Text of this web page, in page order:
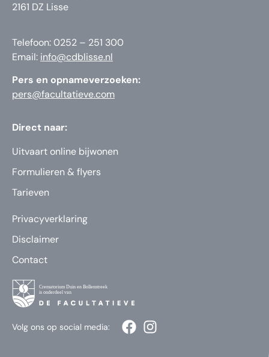
2161 DZ Lisse
Telefoon: 0252 – 251 300
Email: info@cdblisse.nl
Pers en opnameverzoeken:
pers@facultatieve.com
Direct naar:
Uitvaart online bijwonen
Formulieren & flyers
Tarieven
Privacyverklaring
Disclaimer
Contact
Volg ons op social media: